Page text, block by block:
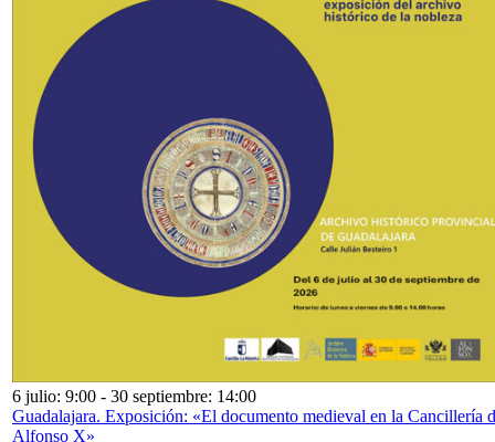
6 julio: 9:00 - 30 septiembre: 14:00
Guadalajara. Exposición: «El documento medieval en la Cancillería
Alfonso X»